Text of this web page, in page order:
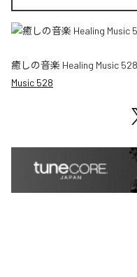
癒しの音楽 Healing Music 528
Music 528